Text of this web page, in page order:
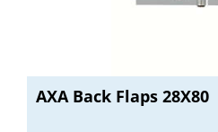
AXA Back Flaps 28X80